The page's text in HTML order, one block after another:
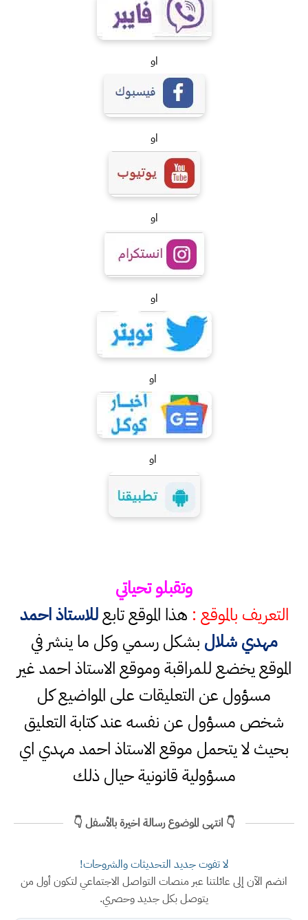
او
او
او
او
او
او
وتقبلو تحياتي
التعريف بالموقع : هذا الموقع تابعللاستاذ احمد
مهدي شلال بشكل رسمي وكل ما ينشر في
الموقع يخضع للمراقبة وموقع الاستاذ احمد غير
مسؤول عن التعليقات على المواضيع كل
شخص مسؤول عن نفسه عند كتابة التعليق
بحيث لا يتحمل موقع الاستاذ احمد مهدي اي
مسؤولية قانونية حيال ذلك
👇 انتهى الموضوع رسالة اخيرة بالأسفل 👇
لا تفوت جديد التحديثات والشروحات!
انضم الآن إلى عائلتنا عبر منصات التواصل الاجتماعي لتكون أول من
يتوصل بكل جديد وحصري.